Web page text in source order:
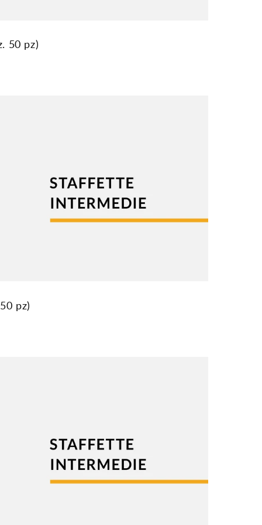
50 pz)
pz)